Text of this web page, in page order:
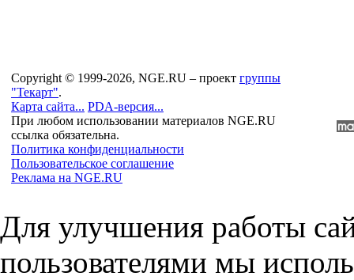
Copyright © 1999-2026, NGE.RU – проект группы
"Текарт".
Карта сайта... PDA-версия...
При любом использовании материалов NGE.RU
ссылка обязательна.
Политика конфиденциальности
Пользовательское соглашение
Реклама на NGE.RU
Для улучшения работы
пользователями мы